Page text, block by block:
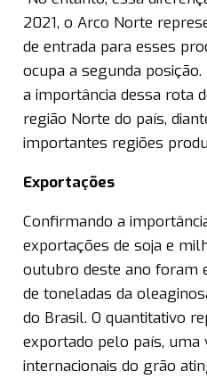
2021, o Arco Norte
de entrada para esses
ocupa a segunda
a importância dessa rota
região Norte do país,
importantes regiões
Exportações
Confirmando a
exportações de soja e
outubro deste ano foram
de toneladas da
do Brasil. O quantitativo
exportado pelo país, uma
internacionais do grão